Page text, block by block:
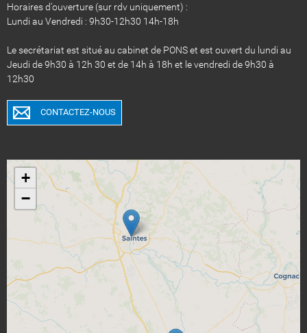
Horaires d'ouverture (sur rdv uniquement) :
Lundi au Vendredi : 9h30-12h30 14h-18h
Le secrétariat est situé au cabinet de PONS et est ouvert du lundi au
Jeudi de 9h30 à 12h 30 et de 14h à 18h et le vendredi de 9h30 à
12h30
CONTACTEZ-NOUS
+
−